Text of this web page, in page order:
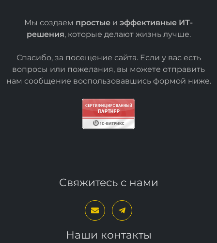
Мы создаем простые и эффективные ИТ-
решения, которые делают жизнь лучше.
Спасибо, за посещение сайта. Если у вас есть
вопросы или пожелания, вы можете отправить
нам сообщение воспользовавшись формой ниже.
Свяжитесь с нами
Наши контакты